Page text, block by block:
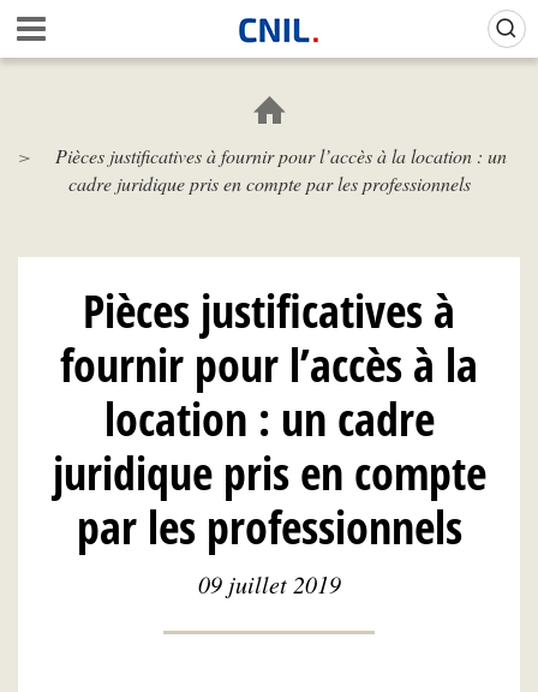
Aller
au
contenu
c
i
l
N
I
L
Pièces justificatives à fournir pour l’accès à la location : un
cadre juridique pris en compte par les professionnels
Pièces justificatives à
fournir pour l’accès à la
location : un cadre
juridique pris en compte
par les professionnels
09 juillet 2019
Gestion de vos préférences sur les cookies (témoins de connexion)